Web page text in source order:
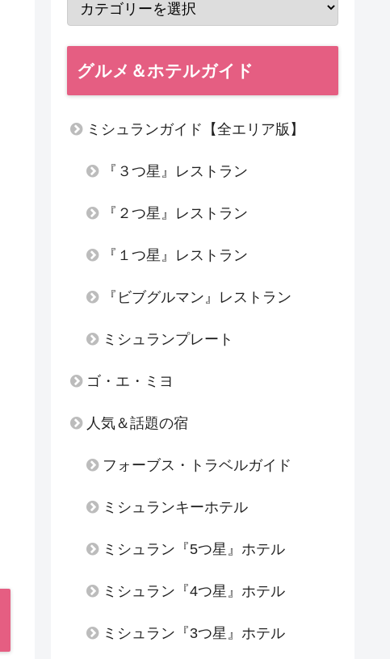
グルメ＆ホテルガイド
ミシュランガイド【全エリア版】
『３つ星』レストラン
『２つ星』レストラン
『１つ星』レストラン
『ビブグルマン』レストラン
ミシュランプレート
ゴ・エ・ミヨ
人気＆話題の宿
フォーブス・トラベルガイド
ミシュランキーホテル
ミシュラン『5つ星』ホテル
ミシュラン『4つ星』ホテル
ミシュラン『3つ星』ホテル